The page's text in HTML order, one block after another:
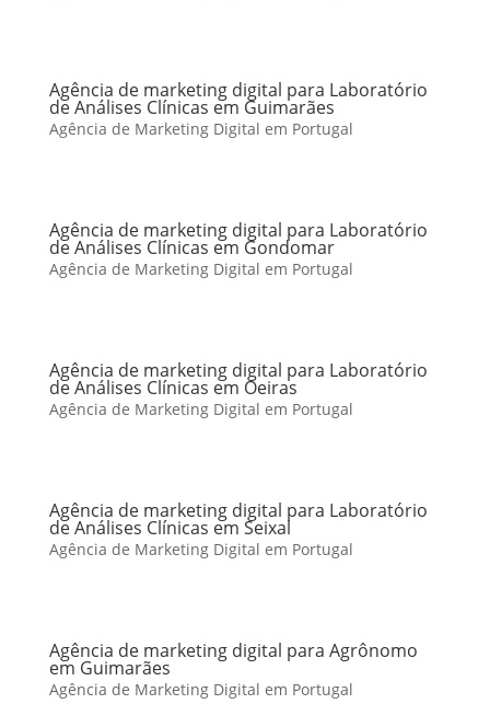
Agência de marketing digital para Laboratório
de Análises Clínicas em Guimarães
Agência de Marketing Digital em Portugal
Agência de marketing digital para Laboratório
de Análises Clínicas em Gondomar
Agência de Marketing Digital em Portugal
Agência de marketing digital para Laboratório
de Análises Clínicas em Oeiras
Agência de Marketing Digital em Portugal
Agência de marketing digital para Laboratório
de Análises Clínicas em Seixal
Agência de Marketing Digital em Portugal
Agência de marketing digital para Agrônomo
em Guimarães
Agência de Marketing Digital em Portugal